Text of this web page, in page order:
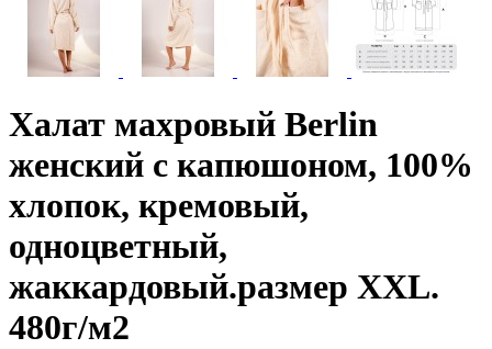
Халат махровый Berlin
женский с капюшоном, 100%
хлопок, кремовый,
одноцветный,
жаккардовый.размер XXL.
480г/м2